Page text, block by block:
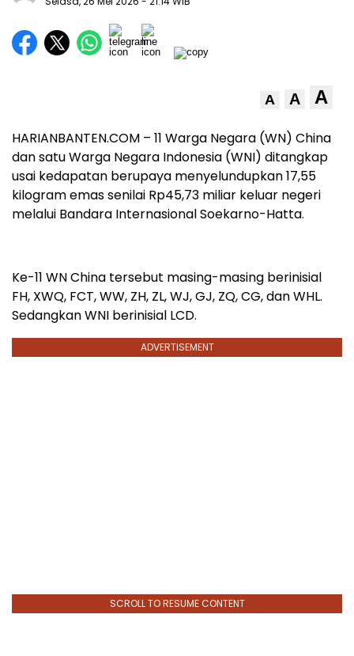
A A A
HARIANBANTEN.COM – 11 Warga Negara (WN) China
dan satu Warga Negara Indonesia (WNI) ditangkap
usai kedapatan berupaya menyelundupkan 17,55
kilogram emas senilai Rp45,73 miliar keluar negeri
melalui Bandara Internasional Soekarno-Hatta.
Ke-11 WN China tersebut masing-masing berinisial
FH, XWQ, FCT, WW, ZH, ZL, WJ, GJ, ZQ, CG, dan WHL.
Sedangkan WNI berinisial LCD.
ADVERTISEMENT
SCROLL TO RESUME CONTENT